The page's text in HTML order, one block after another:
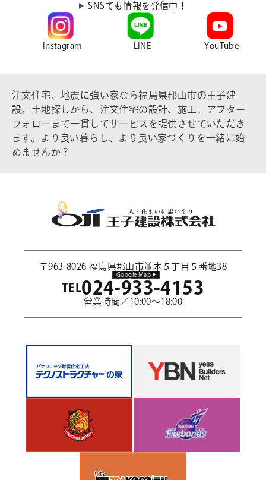
SNSでも情報を発信中！
Instagram LINE YouTube
注文住宅、地震に強い家なら福島県郡山市の王子建
設。土地探しから、注文住宅の設計、施工、アフター
フォローまで一貫してサービスを提供させていただき
ます。より良い暮らし、より良い家づくりを一緒に始
めませんか？
〒963-8026 福島県郡山市並木５丁目５番地38
Google Map
TEL024-933-4153
営業時間／10:00～18:00